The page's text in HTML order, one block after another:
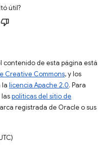
útil?
contenido de esta página está
Creative Commons, y los
la licencia Apache 2.0. Para
políticas del sitio de
registrada de Oracle o sus